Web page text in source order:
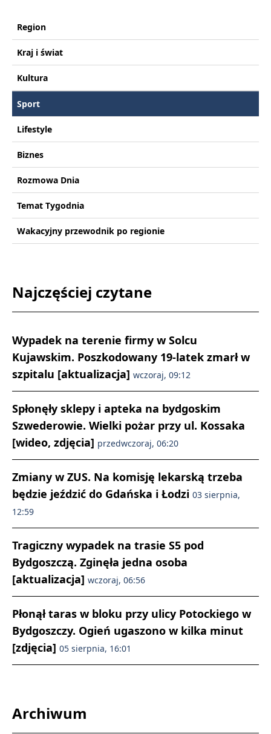
Region
Kraj i świat
Kultura
Sport
Lifestyle
Biznes
Rozmowa Dnia
Temat Tygodnia
Wakacyjny przewodnik po regionie
Najczęściej czytane
Wypadek na terenie firmy w Solcu
Kujawskim. Poszkodowany 19-latek zmarł w
szpitalu [aktualizacja] wczoraj, 09:12
Spłonęły sklepy i apteka na bydgoskim
Szwederowie. Wielki pożar przy ul. Kossaka
[wideo, zdjęcia] przedwczoraj, 06:20
Zmiany w ZUS. Na komisję lekarską trzeba
będzie jeździć do Gdańska i Łodzi 03 sierpnia,
12:59
Tragiczny wypadek na trasie S5 pod
Bydgoszczą. Zginęła jedna osoba
[aktualizacja] wczoraj, 06:56
Płonął taras w bloku przy ulicy Potockiego w
Bydgoszczy. Ogień ugaszono w kilka minut
[zdjęcia] 05 sierpnia, 16:01
Archiwum